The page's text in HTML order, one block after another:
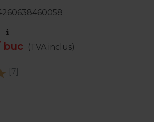
buc (TVA inclus)
[7]